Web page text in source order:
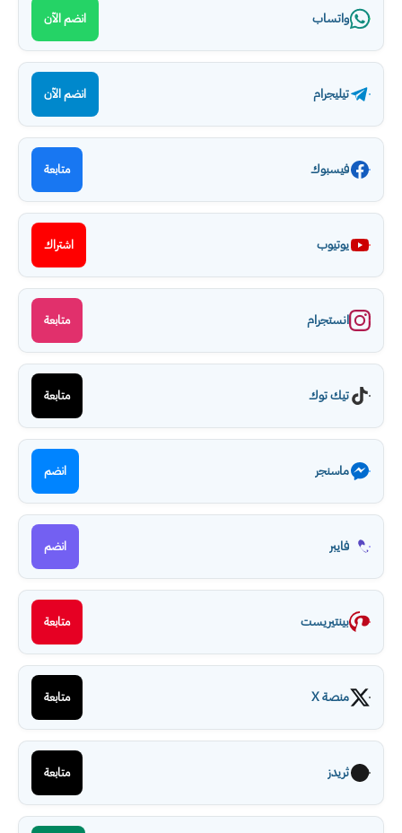
واتساب انضم الآن
تيليجرام انضم الآن
فيسبوك متابعة
يوتيوب اشتراك
انستجرام متابعة
تيك توك متابعة
ماسنجر انضم
فايبر انضم
بينتيريست متابعة
منصة X متابعة
ثريدز متابعة